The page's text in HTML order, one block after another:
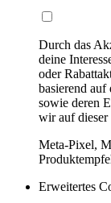
Durch das
deine
oder
basierend
sowie deren
wir auf dieser
Meta-Pixel,
Erweitertes